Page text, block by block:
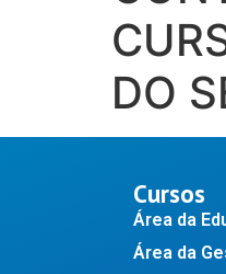
DO
Cursos
Área da
Área da